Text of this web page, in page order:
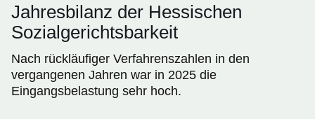
Jahresbilanz der Hessischen
Sozialgerichtsbarkeit
Nach rückläufiger Verfahrenszahlen in den
vergangenen Jahren war in 2025 die
Eingangsbelastung sehr hoch.